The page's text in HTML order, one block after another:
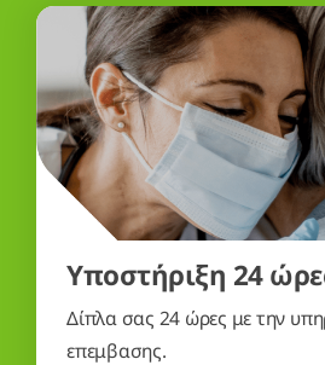
Υποστήριξη 24
Δίπλα σας 24 ώρες με την
επεμβασης.